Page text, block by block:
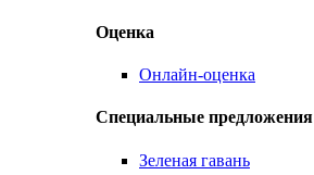
Оценка
Онлайн-оценка
Специальные предложения
Зеленая гавань